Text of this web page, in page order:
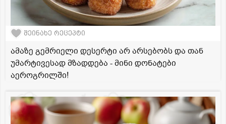
შეინახე რეცეპტი
ამაზე გემრიელი დესერტი არ არსებობს და თან
უმარტივესად მზადდება - მინი დონატები
აეროგრილში!